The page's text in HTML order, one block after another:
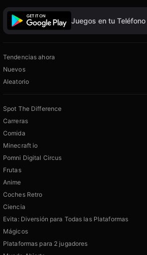
Juegos en tu
Tendencias ahora
Nuevos
Aleatorio
Spot The Difference
Carreras
Comida
Minecraft io
Pomni Digital Circus
Frutas
Anime
Coches Retro
Ciencia
Evita: Diversión para Todas las Plataformas
Mágicos
Plataformas para 2 jugadores